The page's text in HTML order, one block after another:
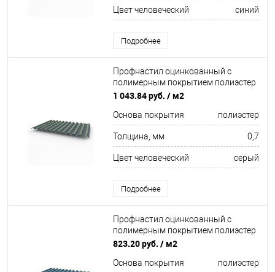
Цвет человеческий синий
Подробнее
Профнастил оцинкованный с
полимерным покрытием полиэстер
С21 buildstor 0,7х1051мм RAL 7031
1 043.84 руб. / м2
Основа покрытия полиэстер
Толщина, мм 0,7
Цвет человеческий серый
Подробнее
Профнастил оцинкованный с
полимерным покрытием полиэстер
С21 buildstor 0,5х1051мм RAL 5007
823.20 руб. / м2
Основа покрытия полиэстер